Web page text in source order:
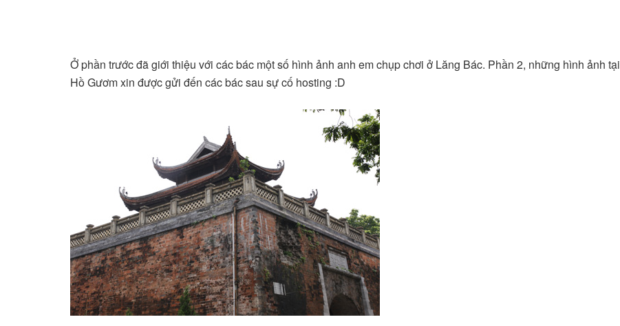
Ở phần trước đã giới thiệu với các bác một số hình ảnh anh em chụp chơi ở Lăng Bác. Phần 2, những hình ảnh tại
Hồ Gươm xin được gửi đến các bác sau sự cố hosting :D